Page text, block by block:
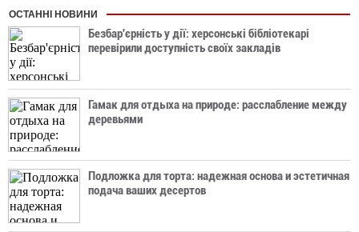
ОСТАННІ НОВИНИ
Безбар'єрність у дії: херсонські бібліотекарі
перевірили доступність своїх закладів
Гамак для отдыха на природе: расслабление между
деревьями
Подложка для торта: надежная основа и эстетичная
подача ваших десертов